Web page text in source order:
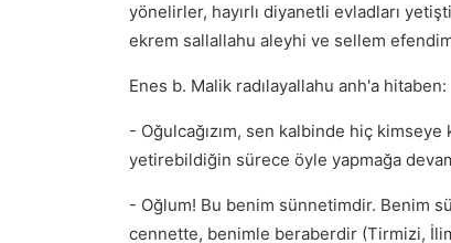
yönelirler, hayırlı diyanetli evladları
ekrem sallallahu aleyhi ve sellem
Enes b. Malik radılayallahu anh'a hitaben:
- Oğulcağızım, sen kalbinde hiç
yetirebildiğin sürece öyle yapmağa
- Oğlum! Bu benim sünnetimdir. Benim
cennette, benimle beraberdir (Tirmizi,